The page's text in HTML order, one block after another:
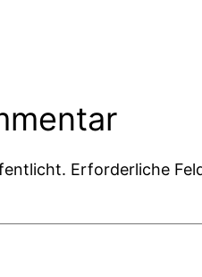
Erforderliche